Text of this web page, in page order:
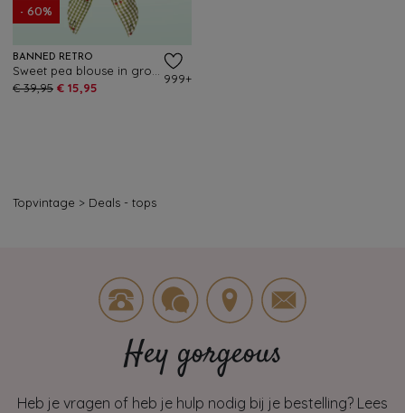
- 60%
BANNED RETRO
€ 39,95 € 15,95
999+
Topvintage > Deals - tops
Hey gorgeous
Heb je vragen of heb je hulp nodig bij je bestelling? Lees